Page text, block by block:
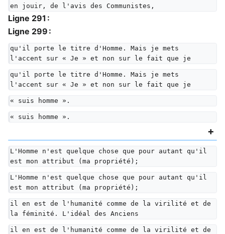
en jouir, de l'avis des Communistes,
Ligne 291 :
Ligne 299 :
qu'il porte le titre d'Homme. Mais je mets
l'accent sur « Je » et non sur le fait que je
qu'il porte le titre d'Homme. Mais je mets
l'accent sur « Je » et non sur le fait que je
« suis homme ».
« suis homme ».
L'Homme n'est quelque chose que pour autant qu'il
est mon attribut (ma propriété);
L'Homme n'est quelque chose que pour autant qu'il
est mon attribut (ma propriété);
il en est de l'humanité comme de la virilité et de
la féminité. L'idéal des Anciens
il en est de l'humanité comme de la virilité et de